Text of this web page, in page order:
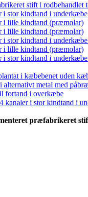
stift i rodbehandlet
i stor kindtand i
i lille kindtand (præmolar)
i lille kindtand (præmolar)
i stor kindtand i
i lille kindtand (præmolar)
i stor kindtand i
i kæbebenet uden
alternativt metal med
fortand i overkæbe
kanaler i stor kindtand i
præfabrikeret